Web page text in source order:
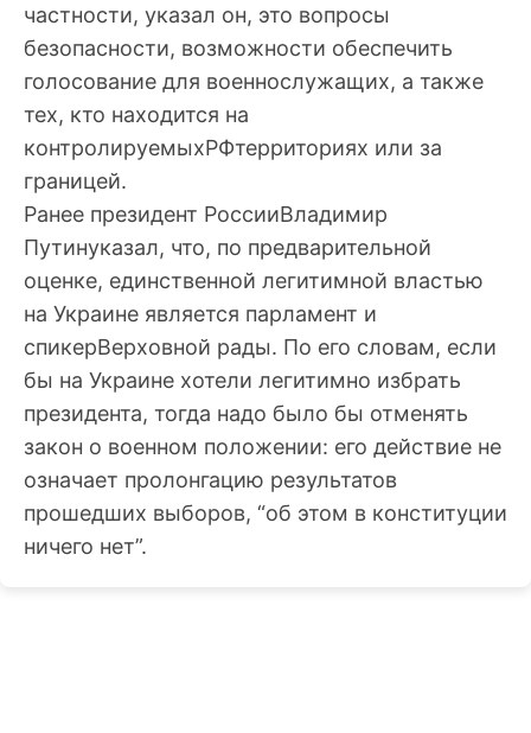
частности, указал он, это вопросы
безопасности, возможности обеспечить
голосование для военнослужащих, а также
тех, кто находится на
контролируемыхРФтерриториях или за
границей.
Ранее президент РоссииВладимир
Путинуказал, что, по предварительной
оценке, единственной легитимной властью
на Украине является парламент и
спикерВерховной рады. По его словам, если
бы на Украине хотели легитимно избрать
президента, тогда надо было бы отменять
закон о военном положении: его действие не
означает пролонгацию результатов
прошедших выборов, “об этом в конституции
ничего нет”.